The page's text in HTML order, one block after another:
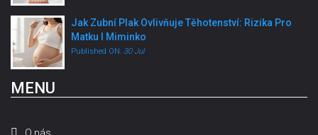
Jak Zubní Plak Ovlivňuje Těhotenství: Rizika Pro
Matku I Miminko
Published ON: 30 Jul
MENU